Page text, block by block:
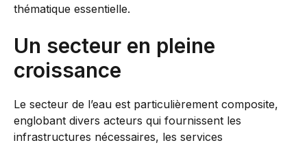
thématique essentielle.
Un secteur en pleine
croissance
Le secteur de l’eau est particulièrement composite,
englobant divers acteurs qui fournissent les
infrastructures nécessaires, les services